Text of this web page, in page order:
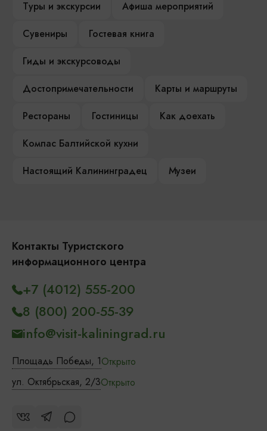
Туры и экскурсии
Афиша мероприятий
Сувениры
Гостевая книга
Гиды и экскурсоводы
Достопримечательности
Карты и маршруты
Рестораны
Гостиницы
Как доехать
Компас Балтийской кухни
Настоящий Калининградец
Музеи
Контакты Туристского
информационного центра
Площадь Победы, 1Открыто
ул. Октябрьская, 2/3Открыто
+7 (4012) 555-200
8 (800) 200-55-39
info@visit-kaliningrad.ru